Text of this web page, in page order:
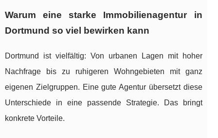
Warum eine starke Immobilienagentur in
Dortmund so viel bewirken kann
Dortmund ist vielfältig: Von urbanen Lagen mit hoher
Nachfrage bis zu ruhigeren Wohngebieten mit ganz
eigenen Zielgruppen. Eine gute Agentur übersetzt diese
Unterschiede in eine passende Strategie. Das bringt
konkrete Vorteile.